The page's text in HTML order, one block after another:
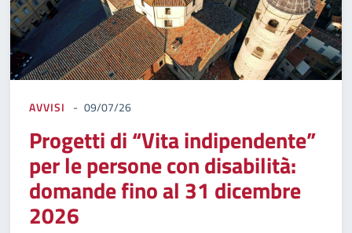
AVVISI 09/07/26
Progetti di “Vita indipendente”
per le persone con disabilità:
domande fino al 31 dicembre
2026